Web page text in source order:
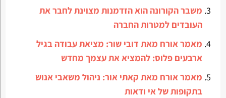
משבר הקורונה הוא הזדמנות מצוינת לחבר את
העובדים למטרות החברה
מאמר אורח מאת דובי שור: מציאת עבודה בגיל
ארבעים פלוס: להמציא את עצמך מחדש
מאמר אורח מאת קאתי אור: ניהול משאבי אנוש
בתקופות של אי ודאות